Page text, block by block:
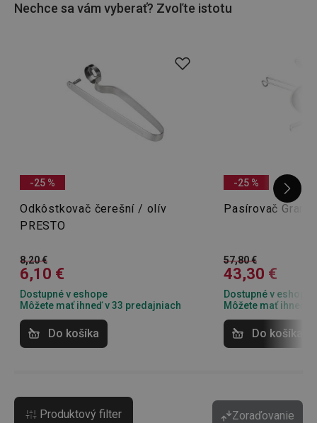
Nechce sa vám vyberať? Zvoľte istotu
-25 %
Odkôstkovač čerešní / olív
PRESTO
8,20 €
6,10 €
Dostupné v eshope
Môžete mať ihneď v 33 predajniach
Do košíka
-25 %
Pasírovač
57,80 €
43,30 €
Dostupné v eshope
Môžete mať ihneď
Do košíka
Produktový filter Zoraďovanie